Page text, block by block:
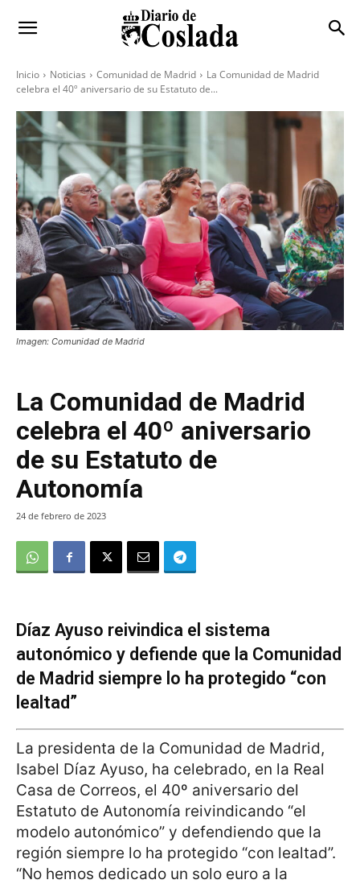
Inicio Noticias Comunidad de Madrid
La Comunidad de Madrid
celebra el 40º aniversario de su Estatuto de...
Imagen: Comunidad de Madrid
La Comunidad de Madrid
celebra el 40º aniversario
de su Estatuto de
Autonomía
24 de febrero de 2023
Díaz Ayuso reivindica el sistema
autonómico y defiende que la Comunidad
de Madrid siempre lo ha protegido “con
lealtad”
La presidenta de la Comunidad de Madrid,
Isabel Díaz Ayuso, ha celebrado, en la Real
Casa de Correos, el 40º aniversario del
Estatuto de Autonomía reivindicando “el
modelo autonómico” y defendiendo que la
región siempre lo ha protegido “con lealtad”.
“No hemos dedicado un solo euro a la